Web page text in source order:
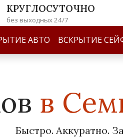
КРУГЛОСУТОЧНО
без выходных 24/7
АВТО ВСКРЫТИЕ
в
Быстро. Аккуратно.